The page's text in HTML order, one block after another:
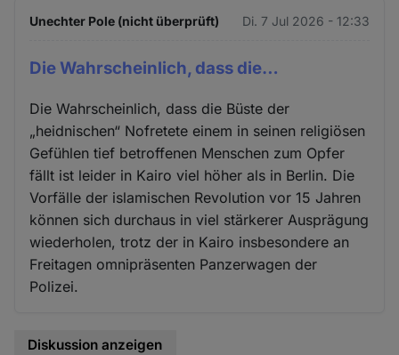
Unechter Pole (nicht überprüft) Di. 7 Jul 2026 - 12:33
Die Wahrscheinlich, dass die…
Die Wahrscheinlich, dass die Büste der
„heidnischen“ Nofretete einem in seinen religiösen
Gefühlen tief betroffenen Menschen zum Opfer
fällt ist leider in Kairo viel höher als in Berlin. Die
Vorfälle der islamischen Revolution vor 15 Jahren
können sich durchaus in viel stärkerer Ausprägung
wiederholen, trotz der in Kairo insbesondere an
Freitagen omnipräsenten Panzerwagen der
Polizei.
Diskussion anzeigen